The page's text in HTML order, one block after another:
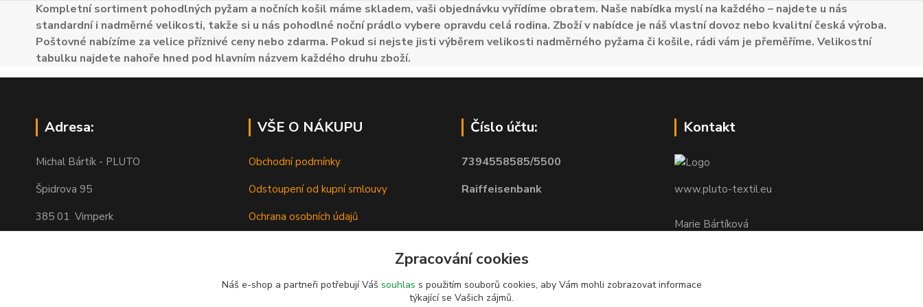
Kompletní sortiment pohodlných pyžam a nočních košil máme skladem, vaši objednávku vyřídíme obratem. Naše nabídka myslí na každého – najdete u nás
standardní i nadměrné velikosti, takže si u nás pohodlné noční prádlo vybere opravdu celá rodina. Zboží v nabídce je náš vlastní dovoz nebo kvalitní česká výroba.
Poštovné nabízíme za velice příznivé ceny nebo zdarma. Pokud si nejste jisti výběrem velikosti nadměrného pyžama či košile, rádi vám je přeměříme. Velikostní
tabulku najdete nahoře hned pod hlavním názvem každého druhu zboží.
Adresa:
Michal Bártík - PLUTO
Špidrova 95
385 01 Vimperk
VŠE O NÁKUPU
Obchodní podmínky
Odstoupení od kupní smlouvy
Ochrana osobních údajů
Číslo účtu:
7394558585/5500
Raiffeisenbank
Kontakt
www.pluto-textil.eu
Marie Bártíková
pluto@pluto.eu
Zpracování cookies
Náš e-shop a partneři potřebují Váš souhlas s použitím souborů cookies, aby Vám mohli zobrazovat informace
týkající se Vašich zájmů.